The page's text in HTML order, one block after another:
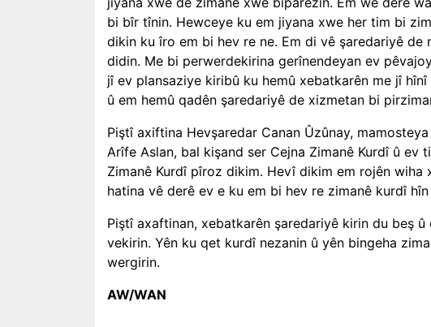
bi bîr tînin. Hewceye ku em jiyana xwe her tim bi
dikin ku îro em bi hev re ne. Em di vê şaredariyê
didin. Me bi perwerdekirina gerînendeyan ev
jî ev plansaziye kiribû ku hemû xebatkarên me jî
û em hemû qadên şaredariyê de xizmetan bi
Piştî axiftina Hevşaredar Canan Ûzûnay,
Arîfe Aslan, bal kişand ser Cejna Zimanê Kurdî û ev
Zimanê Kurdî pîroz dikim. Hevî dikim em rojên wiha
hatina vê derê ev e ku em bi hev re zimanê kurdî
Piştî axaftinan, xebatkarên şaredariyê kirin du beş
vekirin. Yên ku qet kurdî nezanin û yên bingeha
wergirin.
AW/WAN